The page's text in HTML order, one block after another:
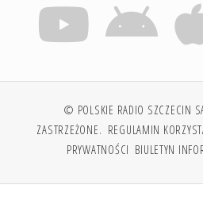
© POLSKIE RADIO SZCZECIN
ZASTRZEŻONE. REGULAMIN
PRYWATNOŚCI BIULETYN